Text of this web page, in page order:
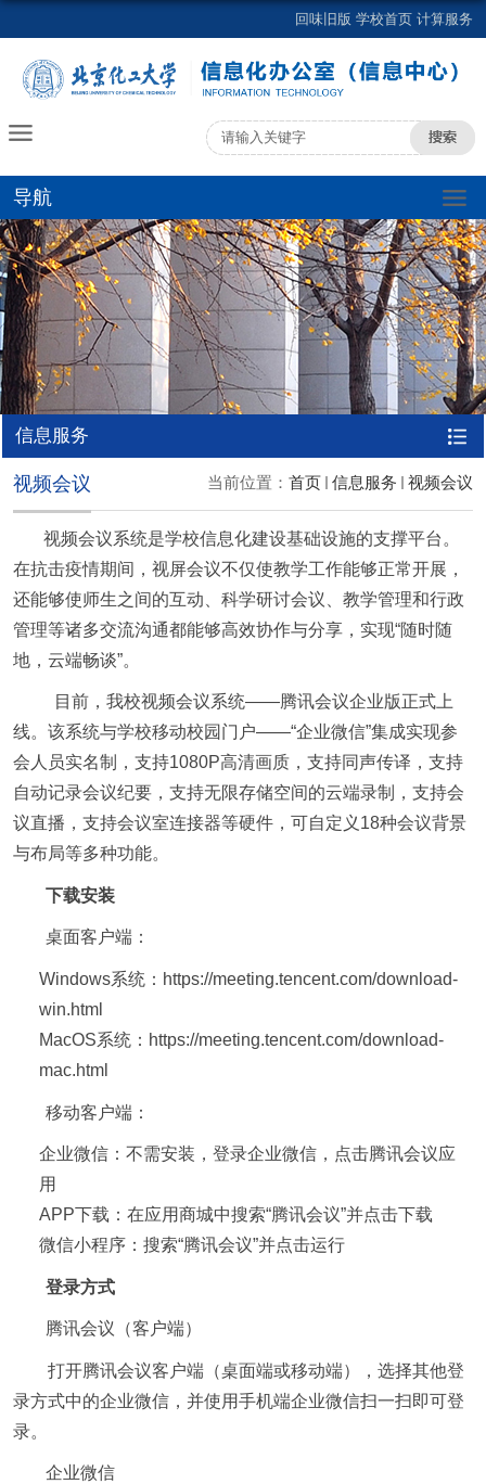
回味旧版 学校首页 计算服务
导航
信息服务
当前位置： 首页 信息服务 视频会议
视频会议
视频会议系统是学校信息化建设基础设施的支撑平台。
在抗击疫情期间，视屏会议不仅使教学工作能够正常开展，
还能够使师生之间的互动、科学研讨会议、教学管理和行政
管理等诸多交流沟通都能够高效协作与分享，实现“随时随
地，云端畅谈”。
目前，我校视频会议系统——腾讯会议企业版正式上
线。该系统与学校移动校园门户——“企业微信”集成实现参
会人员实名制，支持1080P高清画质，支持同声传译，支持
自动记录会议纪要，支持无限存储空间的云端录制，支持会
议直播，支持会议室连接器等硬件，可自定义 18种会议背景
与布局等多种功能。
下载安装
桌面客户端：
Windows系统： https://meeting.tencent.com/download-
win.html
MacOS系统： https://meeting.tencent.com/download-
mac.html
移动客户端：
企业微信：不需安装，登录企业微信，点击腾讯会议应
用
APP下载：在应用商城中搜索“腾讯会议”并点击下载
微信小程序：搜索“腾讯会议”并点击运行
登录方式
腾讯会议（客户端）
打开腾讯会议客户端（桌面端或移动端），选择其他登
录方式中的企业微信，并使用手机端企业微信扫一扫即可登
录。
企业微信